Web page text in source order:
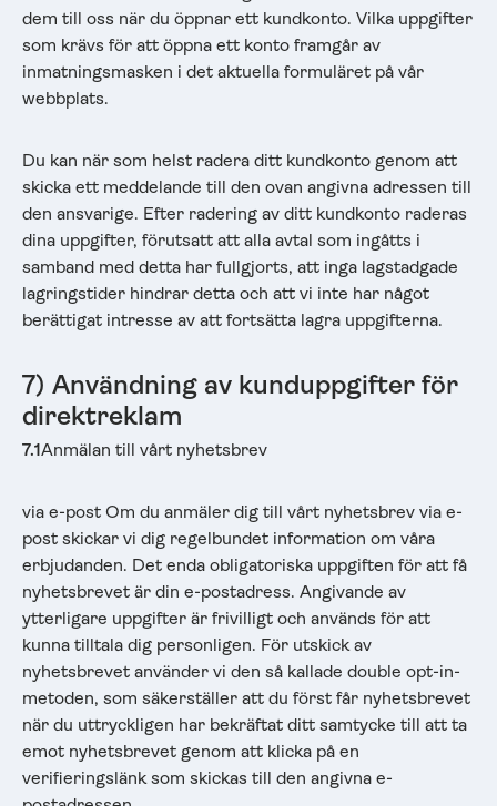
dem till oss när du öppnar ett kundkonto. Vilka uppgifter
som krävs för att öppna ett konto framgår av
inmatningsmasken i det aktuella formuläret på vår
webbplats.
Du kan när som helst radera ditt kundkonto genom att
skicka ett meddelande till den ovan angivna adressen till
den ansvarige. Efter radering av ditt kundkonto raderas
dina uppgifter, förutsatt att alla avtal som ingåtts i
samband med detta har fullgjorts, att inga lagstadgade
lagringstider hindrar detta och att vi inte har något
berättigat intresse av att fortsätta lagra uppgifterna.
7) Användning av kunduppgifter för
direktreklam
7.1Anmälan till vårt nyhetsbrev
via e-post Om du anmäler dig till vårt nyhetsbrev via e-
post skickar vi dig regelbundet information om våra
erbjudanden. Det enda obligatoriska uppgiften för att få
nyhetsbrevet är din e-postadress. Angivande av
ytterligare uppgifter är frivilligt och används för att
kunna tilltala dig personligen. För utskick av
nyhetsbrevet använder vi den så kallade double opt-in-
metoden, som säkerställer att du först får nyhetsbrevet
när du uttryckligen har bekräftat ditt samtycke till att ta
emot nyhetsbrevet genom att klicka på en
verifieringslänk som skickas till den angivna e-